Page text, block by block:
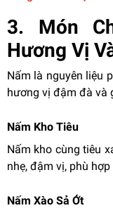
3. Món
Hương Vị
Nấm là nguyên liệu
hương vị đậm đà và
Nấm Kho Tiêu
Nấm kho cùng tiêu
nhẹ, đậm vị, phù
Nấm Xào Sả Ớt